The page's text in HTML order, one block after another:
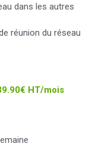
dans les autres
réunion du réseau
HT/mois